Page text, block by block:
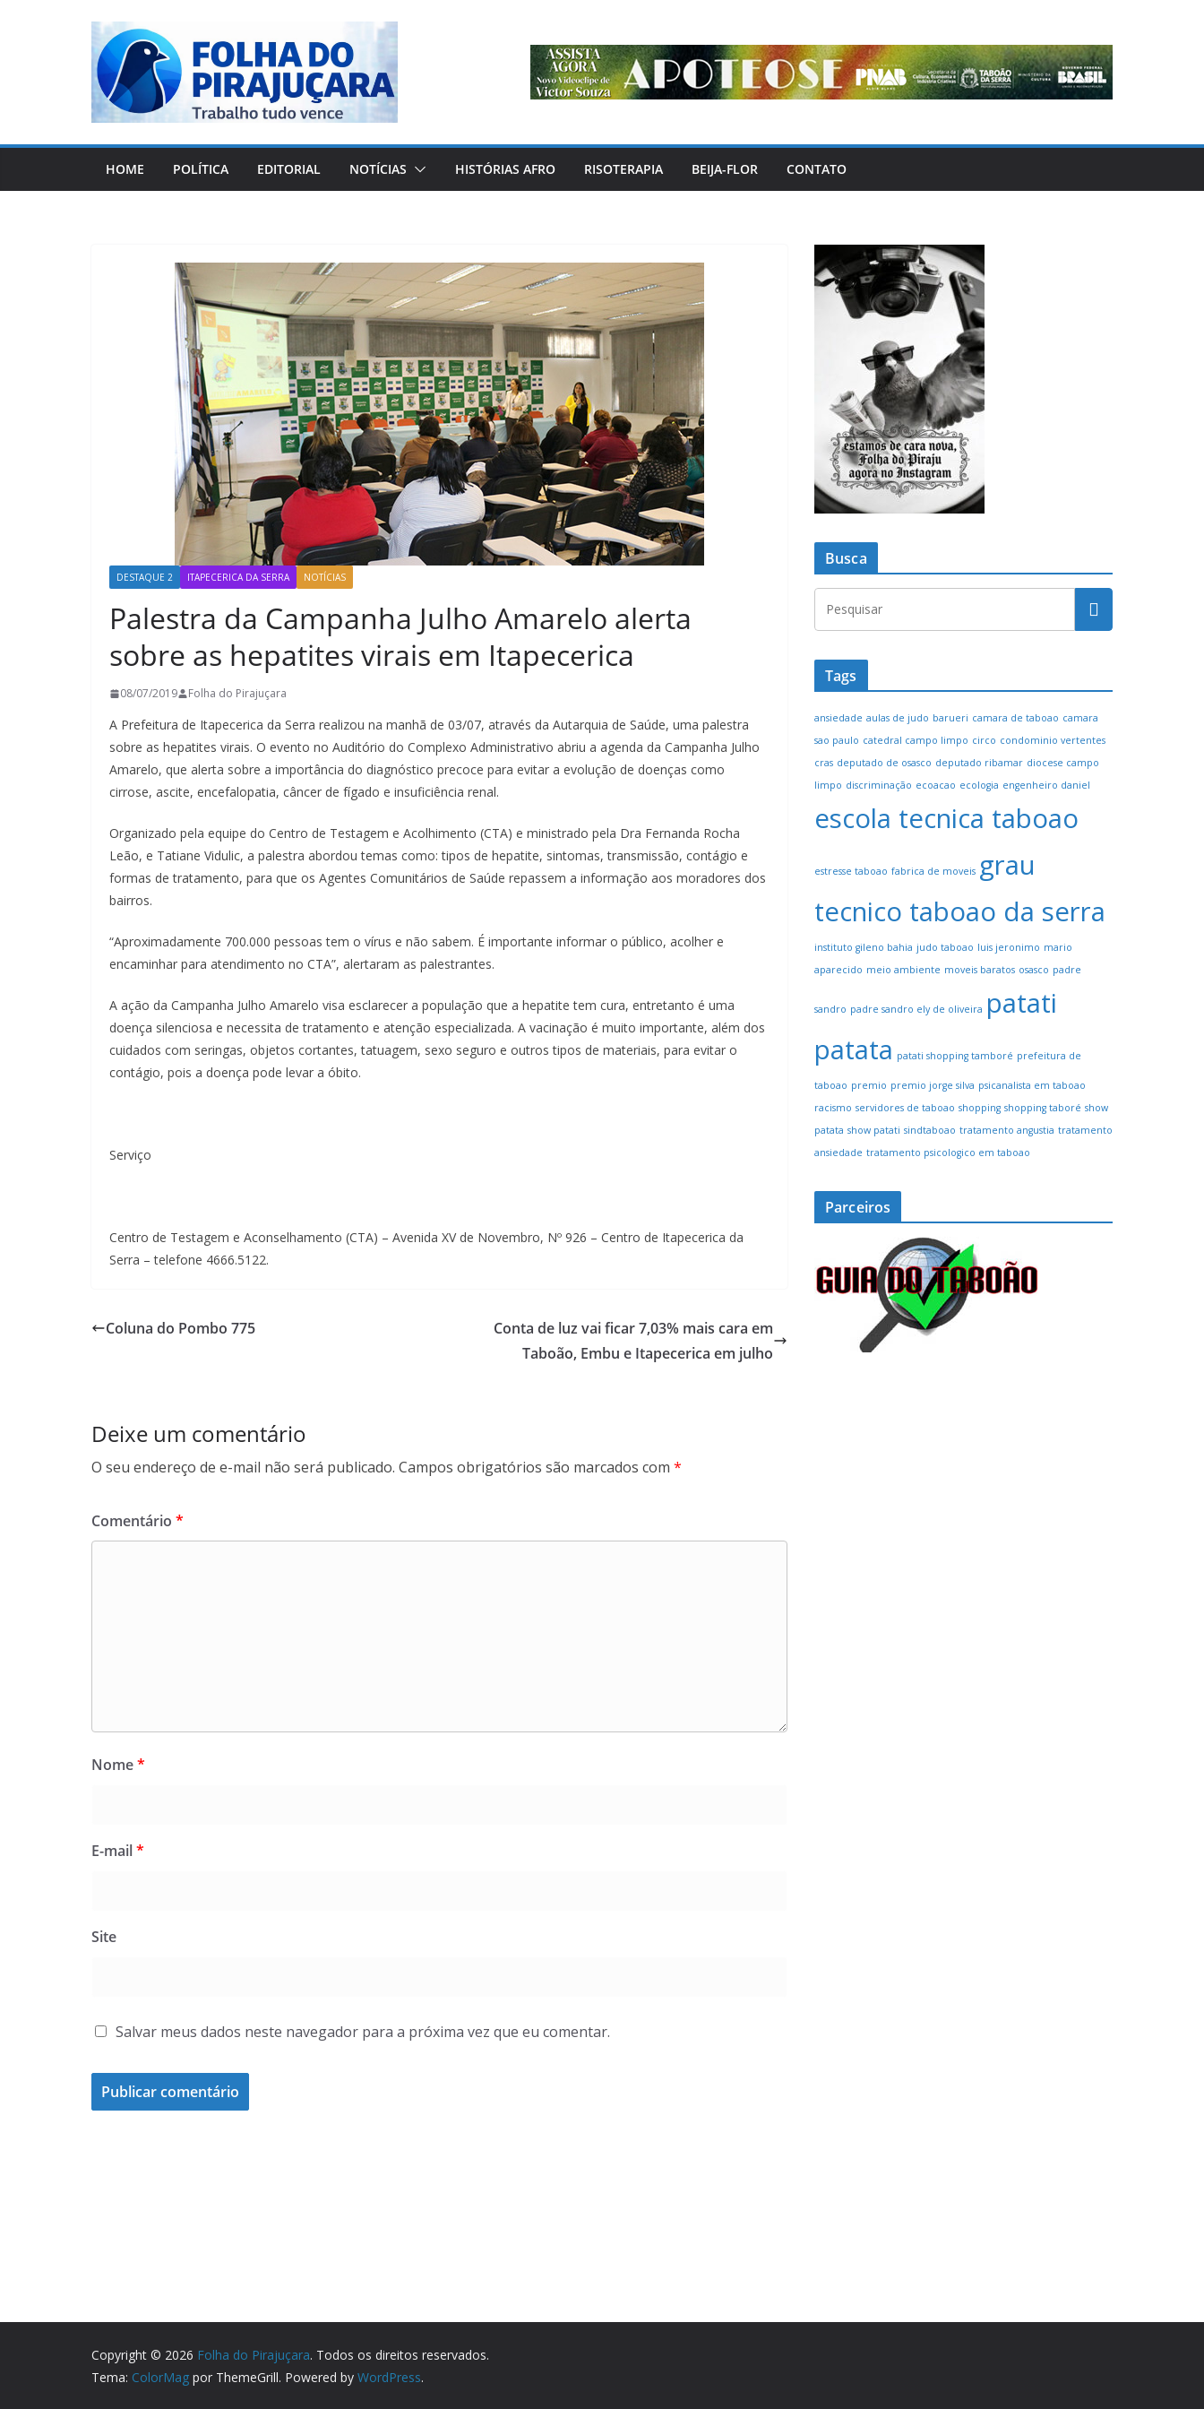
HOME POLÍTICA EDITORIAL NOTÍCIAS HISTÓRIAS AFRO RISOTERAPIA BEIJA-FLOR CONTATO
DESTAQUE 2 ITAPECERICA DA SERRA NOTÍCIAS
Palestra da Campanha Julho Amarelo alerta
sobre as hepatites virais em Itapecerica
08/07/2019 Folha do Pirajuçara
A Prefeitura de Itapecerica da Serra realizou na manhã de 03/07, através da Autarquia de Saúde, uma palestra
sobre as hepatites virais. O evento no Auditório do Complexo Administrativo abriu a agenda da Campanha Julho
Amarelo, que alerta sobre a importância do diagnóstico precoce para evitar a evolução de doenças como
cirrose, ascite, encefalopatia, câncer de fígado e insuficiência renal.
Organizado pela equipe do Centro de Testagem e Acolhimento (CTA) e ministrado pela Dra Fernanda Rocha
Leão, e Tatiane Vidulic, a palestra abordou temas como: tipos de hepatite, sintomas, transmissão, contágio e
formas de tratamento, para que os Agentes Comunitários de Saúde repassem a informação aos moradores dos
bairros.
“Aproximadamente 700.000 pessoas tem o vírus e não sabem. É importante informar o público, acolher e
encaminhar para atendimento no CTA”, alertaram as palestrantes.
A ação da Campanha Julho Amarelo visa esclarecer a população que a hepatite tem cura, entretanto é uma
doença silenciosa e necessita de tratamento e atenção especializada. A vacinação é muito importante, além dos
cuidados com seringas, objetos cortantes, tatuagem, sexo seguro e outros tipos de materiais, para evitar o
contágio, pois a doença pode levar a óbito.
Serviço
Centro de Testagem e Aconselhamento (CTA) – Avenida XV de Novembro, Nº 926 – Centro de Itapecerica da
Serra – telefone 4666.5122.
Coluna do Pombo 775
Conta de luz vai ficar 7,03% mais cara em
Taboão, Embu e Itapecerica em julho
Deixe um comentário
O seu endereço de e-mail não será publicado. Campos obrigatórios são marcados com *
Comentário *
Nome*
E-mail*
Site
Salvar meus dados neste navegador para a próxima vez que eu comentar.
Busca
Tags
ansiedade aulas de judo barueri camara de taboao camara
sao paulo catedral campo limpo circo condominio vertentes
cras deputado de osasco deputado ribamar diocese campo
limpo discriminação ecoacao ecologia engenheiro daniel
escola tecnica taboao
estresse taboao fabrica de moveis grau
tecnico taboao da serra
instituto gileno bahia judo taboao luis jeronimo mario
aparecido meio ambiente moveis baratos osasco padre
sandro padre sandro ely de oliveira patati
patata patati shopping tamboré prefeitura de
taboao premio premio jorge silva psicanalista em taboao
racismo servidores de taboao shopping shopping taboré show
patata show patati sindtaboao tratamento angustia tratamento
ansiedade tratamento psicologico em taboao
Parceiros
Copyright © 2026 Folha do Pirajuçara. Todos os direitos reservados.
Tema: ColorMag por ThemeGrill. Powered by WordPress.